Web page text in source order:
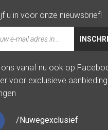
u in voor onze nieuwsbrief!
vanaf nu ook op
voor exclusieve
/Nuwegexclusief